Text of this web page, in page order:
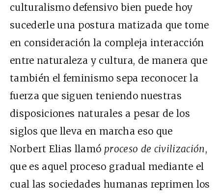
culturalismo defensivo bien puede hoy
sucederle una postura matizada que tome
en consideración la compleja interacción
entre naturaleza y cultura, de manera que
también el feminismo sepa reconocer la
fuerza que siguen teniendo nuestras
disposiciones naturales a pesar de los
siglos que lleva en marcha eso que
Norbert Elias llamó proceso de civilización,
que es aquel proceso gradual mediante el
cual las sociedades humanas reprimen los